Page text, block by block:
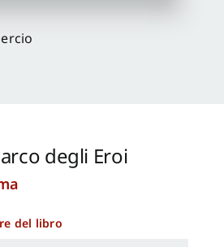
degli Eroi
del libro